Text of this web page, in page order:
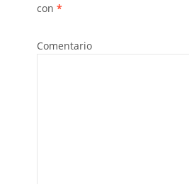
con *
Comentario